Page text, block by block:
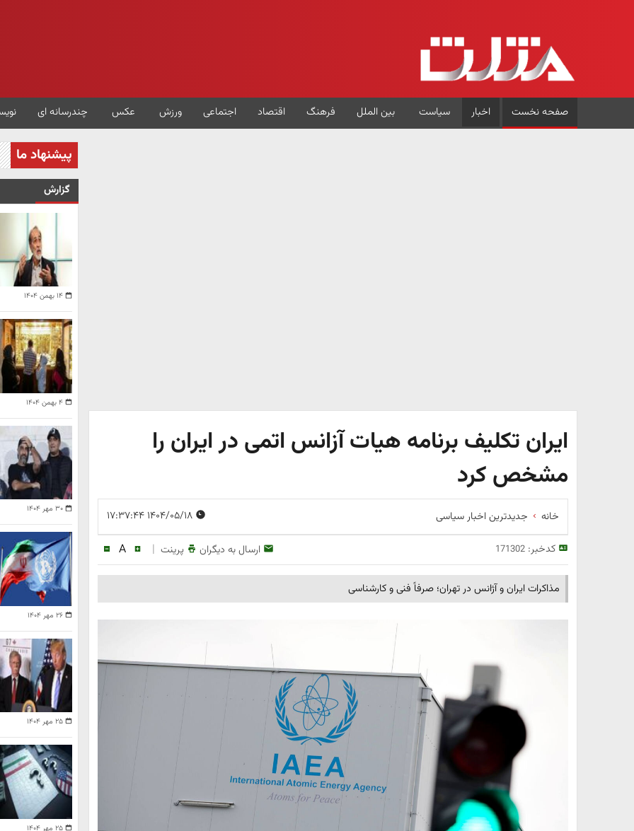
صفحه نخست اخبار سیاست بین الملل فرهنگ اقتصاد اجتماعی ورزش عکس چندرسانه ای
ایران تکلیف برنامه هیات آزانس اتمی در ایران را
مشخص کرد
خانه جدیدترین اخبار سیاسی
کدخبر:171302 ارسال به دیگران پرینت |
A
مذاکرات ایران و آژانس در تهران؛ صرفاً فنی و کارشناسی
پیشنهاد ما
گزارش
۱۴ بهمن ۱۴۰۴
۴ بهمن ۱۴۰۴
۳۰ مهر ۱۴۰۴
۲۶ مهر ۱۴۰۴
۲۵ مهر ۱۴۰۴
۲۵ مهر ۱۴۰۴